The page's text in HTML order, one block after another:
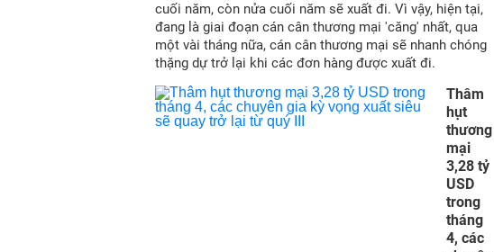
cuối năm, còn nửa cuối năm sẽ xuất đi. Vì vậy, hiện tại,
đang là giai đoạn cán cân thương mại 'căng' nhất, qua
một vài tháng nữa, cán cân thương mại sẽ nhanh chóng
thặng dự trở lại khi các đơn hàng được xuất đi.
Thâm
hụt
thương
mại
3,28 tỷ
USD
trong
tháng
4, các